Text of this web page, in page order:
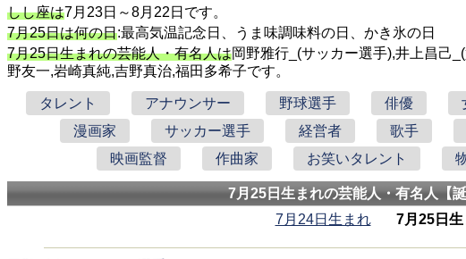
しし座は7月23日～8月22日です。
7月25日は何の日:最高気温記念日、うま味調味料の日、かき氷の日
7月25日生まれの芸能人・有名人は岡野雅行_(サッカー選手),井上昌己
野友一,岩崎真純,吉野真治,福田多希子です。
タレント アナウンサー 野球選手 俳優
漫画家
サッカー選手 経営者 歌手
映画監督
作曲家 お笑いタレント
7月25日生まれの芸能人・有名人【
7月24日生まれ
7月25日生